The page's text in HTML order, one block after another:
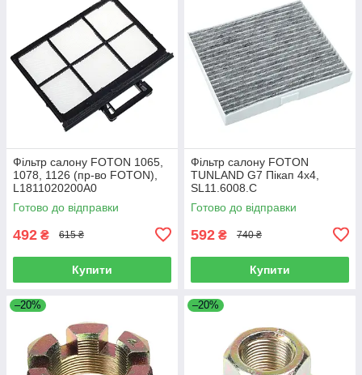
Фільтр салону FOTON 1065,
1078, 1126 (пр-во FOTON),
L1811020200A0
Готово до відправки
492 ₴ 615 ₴
Купити
Фільтр салону FOTON
TUNLAND G7 Пікап 4х4,
SL11.6008.C
Готово до відправки
592 ₴ 740 ₴
Купити
–20% –20%